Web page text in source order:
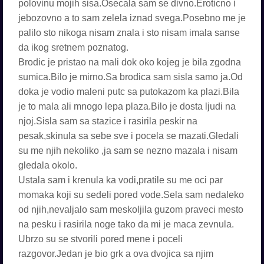
polovinu mojih sisa.Osecala sam se divno.Eroticno i
jebozovno a to sam zelela iznad svega.Posebno me je
palilo sto nikoga nisam znala i sto nisam imala sanse
da ikog sretnem poznatog.
Brodic je pristao na mali dok oko kojeg je bila zgodna
sumica.Bilo je mirno.Sa brodica sam sisla samo ja.Od
doka je vodio maleni putc sa putokazom ka plazi.Bila
je to mala ali mnogo lepa plaza.Bilo je dosta ljudi na
njoj.Sisla sam sa stazice i rasirila peskir na
pesak,skinula sa sebe sve i pocela se mazati.Gledali
su me njih nekoliko ,ja sam se nezno mazala i nisam
gledala okolo.
Ustala sam i krenula ka vodi,pratile su me oci par
momaka koji su sedeli pored vode.Sela sam nedaleko
od njih,nevaljalo sam meskoljila guzom praveci mesto
na pesku i rasirila noge tako da mi je maca zevnula.
Ubrzo su se stvorili pored mene i poceli
razgovor.Jedan je bio grk a ova dvojica sa njim